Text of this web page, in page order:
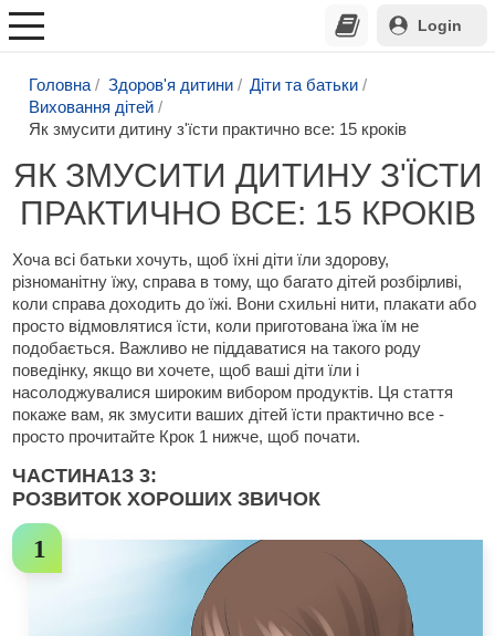
Login
Головна Здоров'я дитини
Діти та батьки
Виховання дітей
Як змусити дитину з'їсти практично все: 15 кроків
ЯК ЗМУСИТИ ДИТИНУ З'ЇСТИ
ПРАКТИЧНО ВСЕ: 15 КРОКІВ
Хоча всі батьки хочуть, щоб їхні діти їли здорову,
різноманітну їжу, справа в тому, що багато дітей розбірливі,
коли справа доходить до їжі. Вони схильні нити, плакати або
просто відмовлятися їсти, коли приготована їжа їм не
подобається. Важливо не піддаватися на такого роду
поведінку, якщо ви хочете, щоб ваші діти їли і
насолоджувалися широким вибором продуктів. Ця стаття
покаже вам, як змусити ваших дітей їсти практично все -
просто прочитайте Крок 1 нижче, щоб почати.
ЧАСТИНА1З 3:
РОЗВИТОК ХОРОШИХ ЗВИЧОК